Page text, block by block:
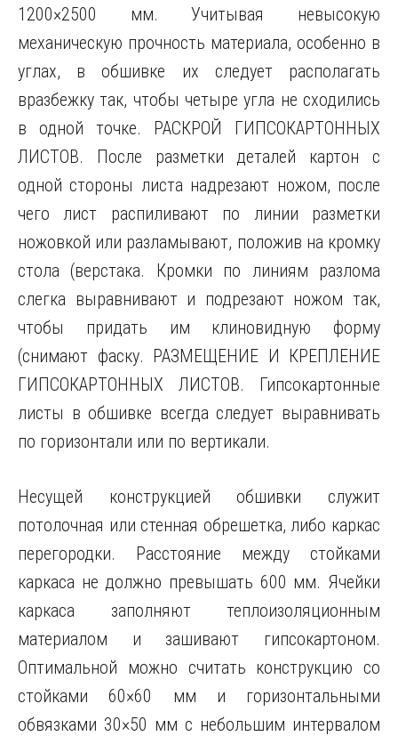
1200×2500 мм. Учитывая невысокую
механическую прочность материала, особенно в
углах, в обшивке их следует располагать
вразбежку так, чтобы четыре угла не сходились
в одной точке. РАСКРОЙ ГИПСОКАРТОННЫХ
ЛИСТОВ. После разметки деталей картон с
одной стороны листа надрезают ножом, после
чего лист распиливают по линии разметки
ножовкой или разламывают, положив на кромку
стола (верстака. Кромки по линиям разлома
слегка выравнивают и подрезают ножом так,
чтобы придать им клиновидную форму
(снимают фаску. РАЗМЕЩЕНИЕ И КРЕПЛЕНИЕ
ГИПСОКАРТОННЫХ ЛИСТОВ. Гипсокартонные
листы в обшивке всегда следует выравнивать
по горизонтали или по вертикали.
Несущей конструкцией обшивки служит
потолочная или стенная обрешетка, либо каркас
перегородки. Расстояние между стойками
каркаса не должно превышать 600 мм. Ячейки
каркаса заполняют теплоизоляционным
материалом и зашивают гипсокартоном.
Оптимальной можно считать конструкцию со
стойками 60×60 мм и горизонтальными
обвязками 30×50 мм с небольшим интервалом